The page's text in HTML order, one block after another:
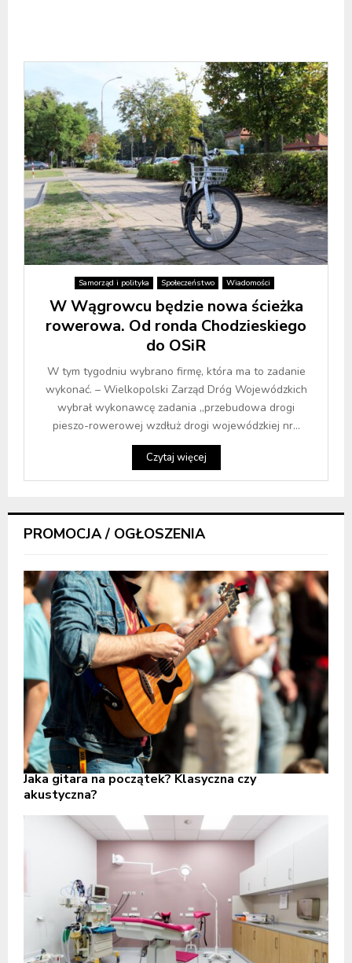
Samorząd i polityka Społeczeństwo Wiadomości
W Wągrowcu będzie nowa ścieżka
rowerowa. Od ronda Chodzieskiego
do OSiR
W tym tygodniu wybrano firmę, która ma to zadanie
wykonać. – Wielkopolski Zarząd Dróg Wojewódzkich
wybrał wykonawcę zadania „przebudowa drogi
pieszo-rowerowej wzdłuż drogi wojewódzkiej nr...
Czytaj więcej
PROMOCJA / OGŁOSZENIA
Jaka gitara na początek? Klasyczna czy
akustyczna?